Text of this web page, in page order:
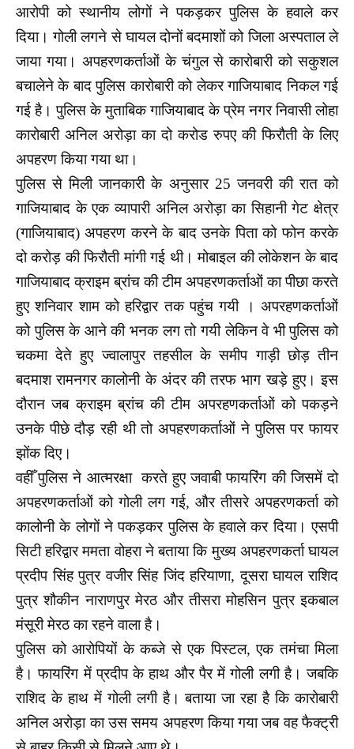
आरोपी को स्थानीय लोगों ने पकड़कर पुलिस के हवाले कर
दिया। गोली लगने से घायल दोनों बदमाशों को जिला अस्पताल ले
जाया गया। अपहरणकर्ताओं के चंगुल से कारोबारी को सकुशल
बचालेने के बाद पुलिस कारोबारी को लेकर गाजियाबाद निकल गई
गई है। पुलिस के मुताबिक गाजियाबाद के प्रेम नगर निवासी लोहा
कारोबारी अनिल अरोड़ा का दो करोड रुपए की फिरौती के लिए
अपहरण किया गया था।
पुलिस से मिली जानकारी के अनुसार 25 जनवरी की रात को
गाजियाबाद के एक व्यापारी अनिल अरोड़ा का सिहानी गेट क्षेत्र
(गाजियाबाद) अपहरण करने के बाद उनके पिता को फोन करके
दो करोड़ की फिरौती मांगी गई थी। मोबाइल की लोकेशन के बाद
गाजियाबाद क्राइम ब्रांच की टीम अपहरणकर्ताओं का पीछा करते
हुए शनिवार शाम को हरिद्वार तक पहुंच गयी । अपरहणकर्ताओं
को पुलिस के आने की भनक लग तो गयी लेकिन वे भी पुलिस को
चकमा देते हुए ज्वालापुर तहसील के समीप गाड़ी छोड़ तीन
बदमाश रामनगर कालोनी के अंदर की तरफ भाग खड़े हुए। इस
दौरान जब क्राइम ब्रांच की टीम अपरहणकर्ताओं को पकड़ने
उनके पीछे दौड़ रही थी तो अपहरणकर्ताओं ने पुलिस पर फायर
झोंक दिए।
वहीँ पुलिस ने आत्मरक्षा करते हुए जवाबी फायरिंग की जिसमें दो
अपहरणकर्ताओं को गोली लग गई, और तीसरे अपहरणकर्ता को
कालोनी के लोगों ने पकड़कर पुलिस के हवाले कर दिया। एसपी
सिटी हरिद्वार ममता वोहरा ने बताया कि मुख्य अपहरणकर्ता घायल
प्रदीप सिंह पुत्र वजीर सिंह जिंद हरियाणा, दूसरा घायल राशिद
पुत्र शौकीन नाराणपुर मेरठ और तीसरा मोहसिन पुत्र इकबाल
मंसूरी मेरठ का रहने वाला है।
पुलिस को आरोपियों के कब्जे से एक पिस्टल, एक तमंचा मिला
है। फायरिंग में प्रदीप के हाथ और पैर में गोली लगी है। जबकि
राशिद के हाथ में गोली लगी है। बताया जा रहा है कि कारोबारी
अनिल अरोड़ा का उस समय अपहरण किया गया जब वह फैक्ट्री